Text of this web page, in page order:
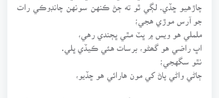
چاڙهيو ڇڏي. لڳي ٿو ته ڄڻ ڪنهن سونهن چانڊوڪي رات
جو آرس موڙي هجي؛
ململي هو ويس ۾ ڀٽ مٿي ڀڄندي رهي،
اڀ راضي هو گھڻو، برسات هئي ڪيڏي ڀلي.
نٿو سگهجي؛
ڄاڻي واڻي پاڻ کي مون هارائي هو ڇڏيو،